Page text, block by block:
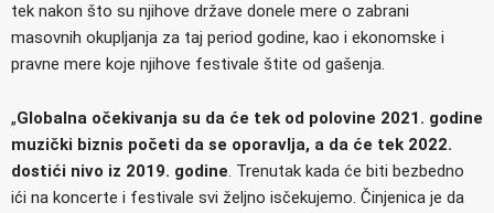
tek nakon što su njihove države donele mere o zabrani
masovnih okupljanja za taj period godine, kao i ekonomske i
pravne mere koje njihove festivale štite od gašenja.
„Globalna očekivanja su da će tek od polovine 2021. godine
muzički biznis početi da se oporavlja, a da će tek 2022.
dostići nivo iz 2019. godine. Trenutak kada će biti bezbedno
ići na koncerte i festivale svi željno isčekujemo. Činjenica je da